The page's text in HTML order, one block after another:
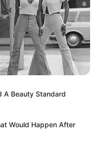
A Beauty Standard
Would Happen After